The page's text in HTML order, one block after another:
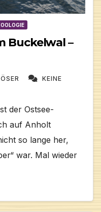
Buckelwal –
KEINE
der Ostsee-
auf Anholt
so lange her,
war. Mal wieder